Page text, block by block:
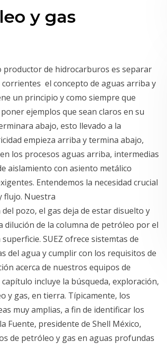
y gas
de hidrocarburos es separar
el concepto de aguas arriba y
un principio y como siempre que
ejemplos que sean claros en su
abajo, esto llevado a la
empieza arriba y termina abajo,
los procesos aguas arriba, intermedias
aislamiento con asiento metálico
Entendemos la necesidad crucial
flujo. Nuestra
pozo, el gas deja de estar disuelto y
dilución de la columna de petróleo por el
SUEZ ofrece sistemtas de
del agua y cumplir con los requisitos de
acerca de nuestros equipos de
incluye la búsqueda, exploración,
y gas, en tierra. Típicamente, los
muy amplias, a fin de identificar los
Fuente, presidente de Shell México,
de petróleo y gas en aguas profundas